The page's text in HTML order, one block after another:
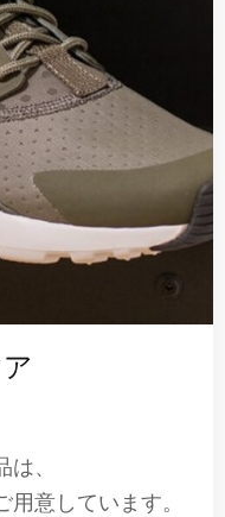
、
意しています。